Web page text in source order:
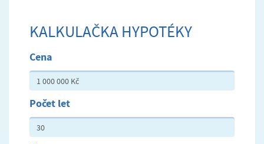
KALKULAČKA HYPOTÉKY
Cena
Počet let